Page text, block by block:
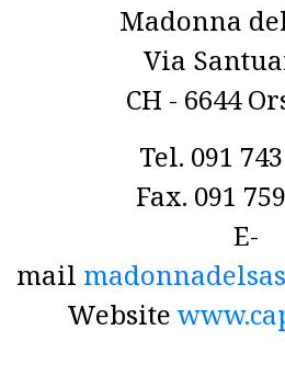
Madonna
Via
CH - 6644
Tel. 091
Fax. 091
E-
mail
Website